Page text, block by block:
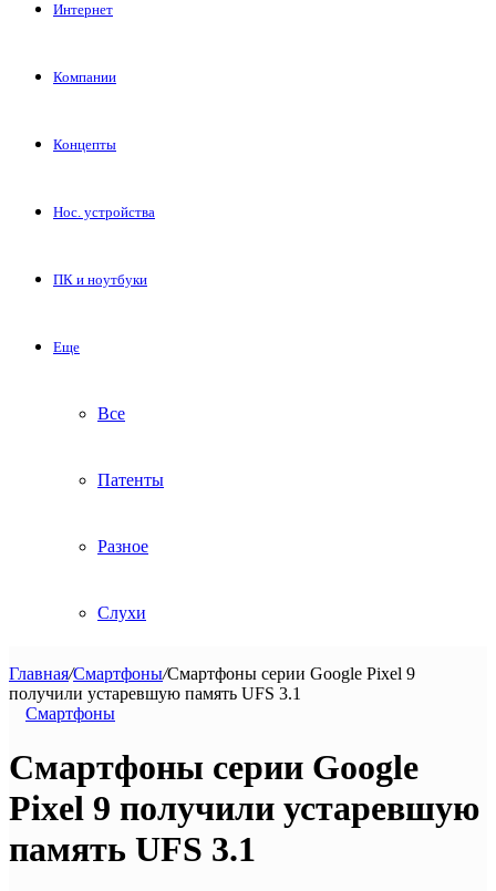
Интернет
Компании
Концепты
Нос. устройства
ПК и ноутбуки
Еще
Все
Патенты
Разное
Слухи
Главная/Смартфоны/Смартфоны серии Google Pixel 9
получили устаревшую память UFS 3.1
Смартфоны
Смартфоны серии Google
Pixel 9 получили устаревшую
память UFS 3.1